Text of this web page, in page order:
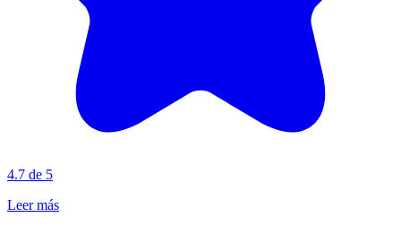
4.7 de 5
Leer más